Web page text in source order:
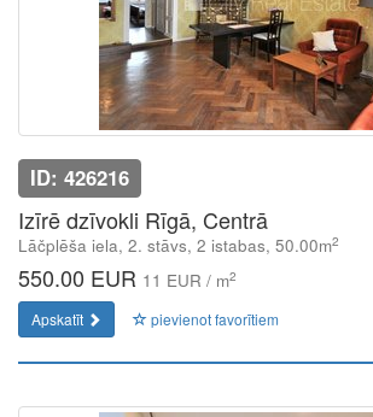
ID: 426216
Izīrē dzīvokli Rīgā, Centrā
Lāčplēša iela, 2. stāvs, 2 istabas, 50.00m2
550.00 EUR 11 EUR / m2
Apskatīt pievienot favorītiem